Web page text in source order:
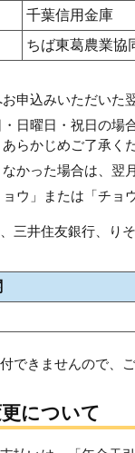
千葉信用金庫
ちば東葛農業協
申込みいただいた
日曜日・祝日の場
らかじめご了承くだ
かった場合は、翌
ウ」または「チョ
三井住友銀行、り
できませんので、ご
について